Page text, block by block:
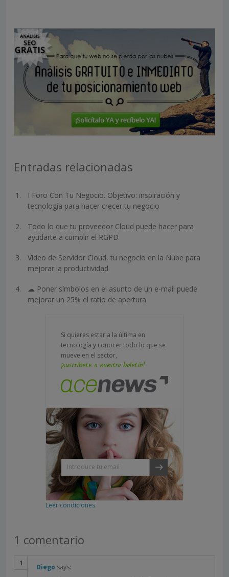
Entradas relacionadas
I Foro Con Tu Negocio. Objetivo: inspiración y
tecnología para hacer crecer tu negocio
Todo lo que tu proveedor Cloud puede hacer para
ayudarte a cumplir el RGPD
Vídeo de Servidor Cloud, tu negocio en la Nube para
mejorar la productividad
☁ Poner símbolos en el asunto de un e-mail puede
mejorar un 25% el ratio de apertura
Si quieres estar a la última en
tecnología y conocer todo lo que se
mueve en el sector,
¡suscríbete a nuestro boletín!
Leer condiciones
1 comentario
Diego says: